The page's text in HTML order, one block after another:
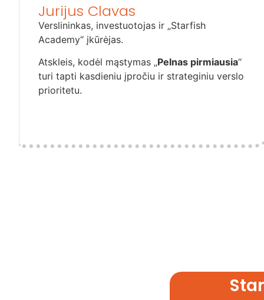
Jurijus Clavas
Verslininkas, investuotojas ir „Starfish
Academy“ įkūrėjas.
Atskleis, kodėl mąstymas „Pelnas pirmiausia“
turi tapti kasdieniu įpročiu ir strateginiu verslo
prioritetu.